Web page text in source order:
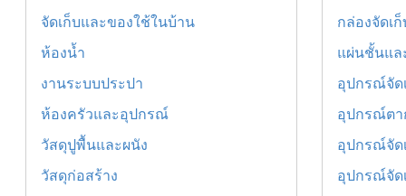
จัดเก็บและของใช้ในบ้าน
ห้องน้ำ
งานระบบประปา
ห้องครัวและอุปกรณ์
วัสดุปูพื้นและผนัง
วัสดุก่อสร้าง
กล่องจัดเ
แผ่นชั้นแ
อุปกรณ์จัด
อุปกรณ์ตา
อุปกรณ์จัด
อุปกรณ์จัด